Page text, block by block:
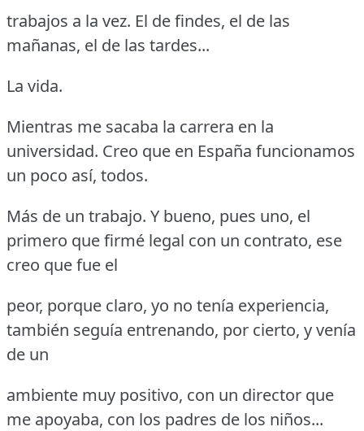
trabajos a la vez. El de findes, el de las
mañanas, el de las tardes...
La vida.
Mientras me sacaba la carrera en la
universidad. Creo que en España funcionamos
un poco así, todos.
Más de un trabajo. Y bueno, pues uno, el
primero que firmé legal con un contrato, ese
creo que fue el
peor, porque claro, yo no tenía experiencia,
también seguía entrenando, por cierto, y venía
de un
ambiente muy positivo, con un director que
me apoyaba, con los padres de los niños...